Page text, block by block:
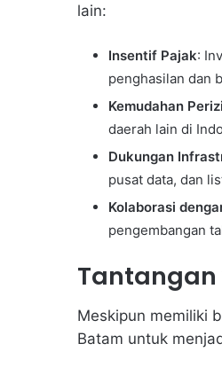
lain:
Insentif Pajak:
penghasilan dan
Kemudahan
daerah lain di
Dukungan
pusat data, dan
Kolaborasi
pengembangan
Tantangan
Meskipun memiliki
Batam untuk